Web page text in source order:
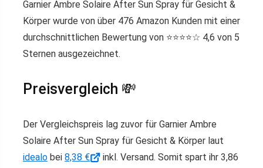
Garnier Ambre Solaire After Sun Spray für Gesicht &
Körper wurde von über 476 Amazon Kunden mit einer
durchschnittlichen Bewertung von ⭐️⭐️⭐️⭐️☆ 4,6 von 5
Sternen ausgezeichnet.
Preisvergleich 💸
Der Vergleichspreis lag zuvor für Garnier Ambre
Solaire After Sun Spray für Gesicht & Körper laut
idealo bei 8,38 €
inkl. Versand. Somit spart ihr 3,86